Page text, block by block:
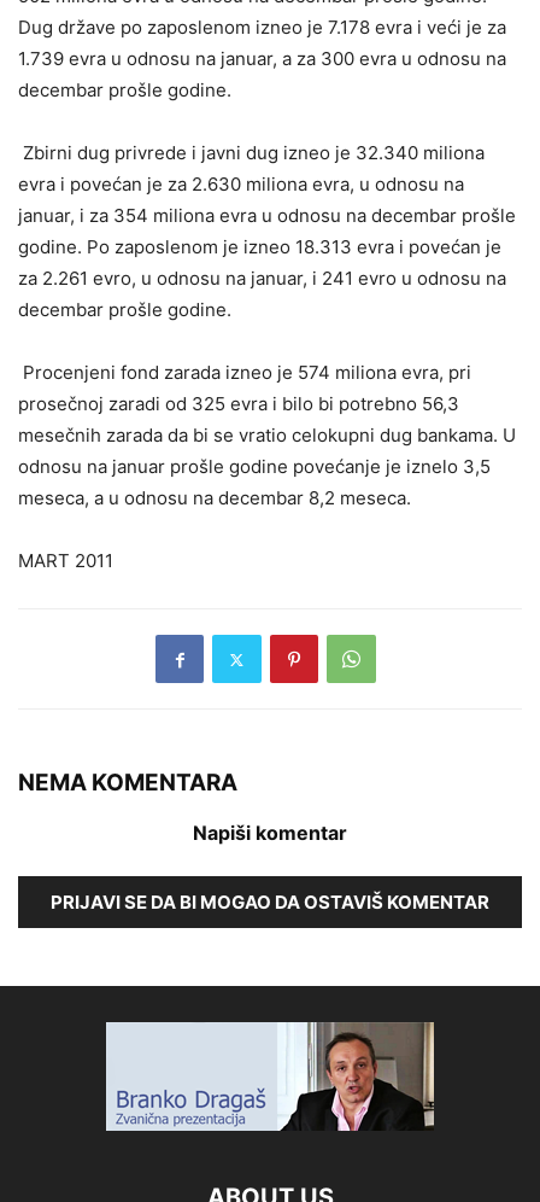
Dug države po zaposlenom izneo je 7.178 evra i veći je za
1.739 evra u odnosu na januar, a za 300 evra u odnosu na
decembar prošle godine.
Zbirni dug privrede i javni dug izneo je 32.340 miliona
evra i povećan je za 2.630 miliona evra, u odnosu na
januar, i za 354 miliona evra u odnosu na decembar prošle
godine. Po zaposlenom je izneo 18.313 evra i povećan je
za 2.261 evro, u odnosu na januar, i 241 evro u odnosu na
decembar prošle godine.
Procenjeni fond zarada izneo je 574 miliona evra, pri
prosečnoj zaradi od 325 evra i bilo bi potrebno 56,3
mesečnih zarada da bi se vratio celokupni dug bankama. U
odnosu na januar prošle godine povećanje je iznelo 3,5
meseca, a u odnosu na decembar 8,2 meseca.
MART 2011
NEMA KOMENTARA
Napiši komentar
PRIJAVI SE DA BI MOGAO DA OSTAVIŠ KOMENTAR